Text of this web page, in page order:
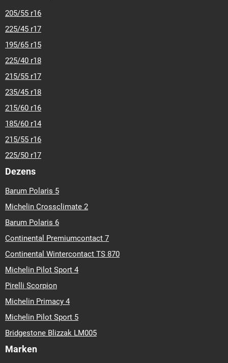
205/55 r16
225/45 r17
195/65 r15
225/40 r18
215/55 r17
235/45 r18
215/60 r16
185/60 r14
215/55 r16
225/50 r17
Dezens
Barum Polaris 5
Michelin Crossclimate 2
Barum Polaris 6
Continental Premiumcontact 7
Continental Wintercontact TS 870
Michelin Pilot Sport 4
Pirelli Scorpion
Michelin Primacy 4
Michelin Pilot Sport 5
Bridgestone Blizzak LM005
Marken